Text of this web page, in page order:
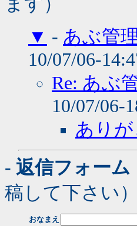
▼ - あぶ管
10/07/06-
Re: あぶ
10/07/06-
あり
- 返信フォーム
稿して下さい）
おなまえ